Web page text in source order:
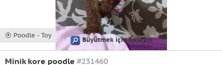
⦿ Poodle - Toy
Büyütmek için tıklayın
Minik kore poodle #231460